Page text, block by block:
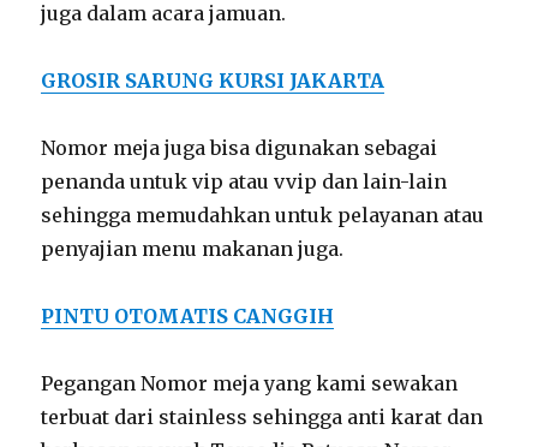
juga dalam acara jamuan.
GROSIR SARUNG KURSI JAKARTA
Nomor meja juga bisa digunakan sebagai
penanda untuk vip atau vvip dan lain-lain
sehingga memudahkan untuk pelayanan atau
penyajian menu makanan juga.
PINTU OTOMATIS CANGGIH
Pegangan Nomor meja yang kami sewakan
terbuat dari stainless sehingga anti karat dan